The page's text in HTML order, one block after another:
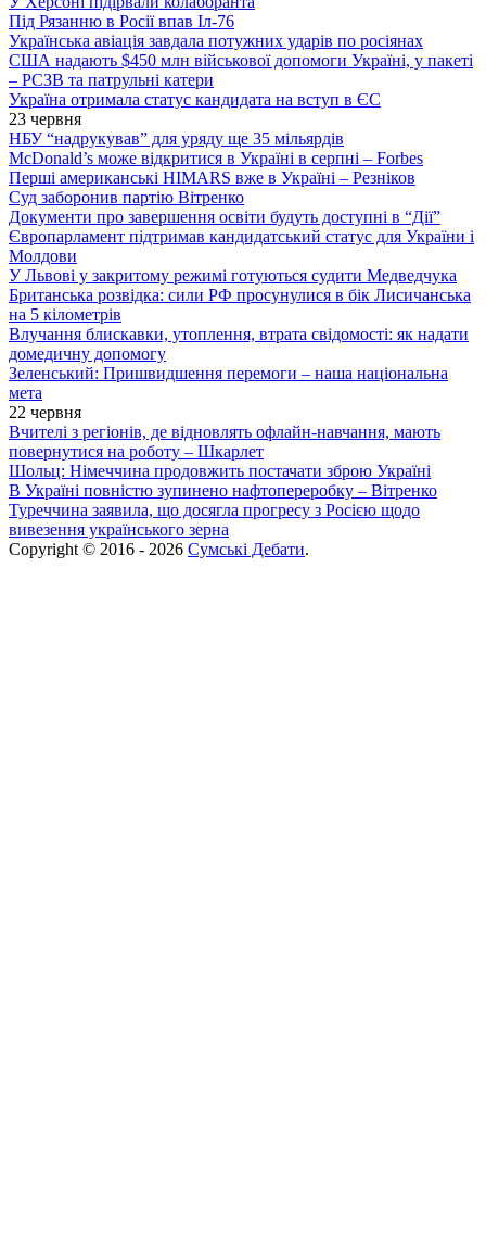
Під Рязанню в Росії впав Іл-76
Українська авіація завдала потужних ударів по росіянах
США надають $450 млн військової допомоги Україні, у пакеті
– РСЗВ та патрульні катери
Україна отримала статус кандидата на вступ в ЄС
23 червня
НБУ “надрукував” для уряду ще 35 мільярдів
McDonald’s може відкритися в Україні в серпні – Forbes
Перші американські HIMARS вже в Україні – Резніков
Суд заборонив партію Вітренко
Документи про завершення освіти будуть доступні в “Дії”
Європарламент підтримав кандидатський статус для України і
Молдови
У Львові у закритому режимі готуються судити Медведчука
Британська розвідка: сили РФ просунулися в бік Лисичанська
на 5 кілометрів
Влучання блискавки, утоплення, втрата свідомості: як надати
домедичну допомогу
Зеленський: Пришвидшення перемоги – наша національна
мета
22 червня
Вчителі з регіонів, де відновлять офлайн-навчання, мають
повернутися на роботу – Шкарлет
Шольц: Німеччина продовжить постачати зброю Україні
В Україні повністю зупинено нафтопереробку – Вітренко
Туреччина заявила, що досягла прогресу з Росією щодо
вивезення українського зерна
Copyright © 2016 - 2026 Сумські Дебати.